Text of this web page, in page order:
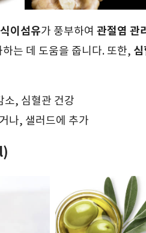
식이섬유가 풍부하여 관절염 관리
하는 데 도움을 줍니다. 또한,
소, 심혈관 건강
나, 샐러드에 추가